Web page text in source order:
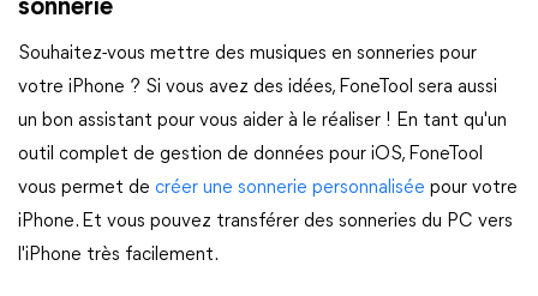
sonnerie
Souhaitez-vous mettre des musiques en sonneries pour
votre iPhone ? Si vous avez des idées, FoneTool sera aussi
un bon assistant pour vous aider à le réaliser ! En tant qu'un
outil complet de gestion de données pour iOS, FoneTool
vous permet de créer une sonnerie personnalisée pour votre
iPhone. Et vous pouvez transférer des sonneries du PC vers
l'iPhone très facilement.